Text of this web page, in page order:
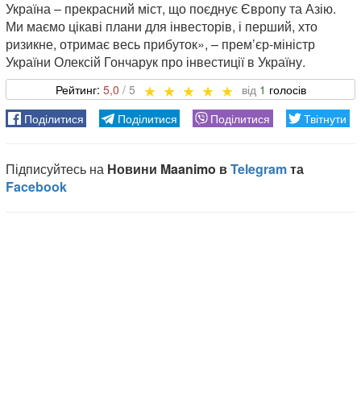
Україна – прекрасний міст, що поєднує Європу та Азію.
Ми маємо цікаві плани для інвесторів, і перший, хто
ризикне, отримає весь прибуток», – прем’єр-міністр
України Олексій Гончарук про інвестиції в Україну.
5,0 1